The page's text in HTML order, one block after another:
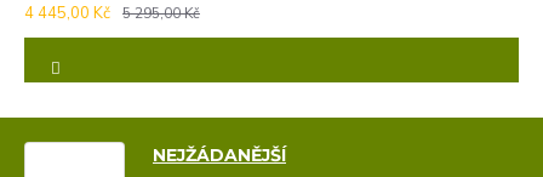
4 445,00 Kč 5 295,00 Kč
NEJŽÁDANĚJŠÍ